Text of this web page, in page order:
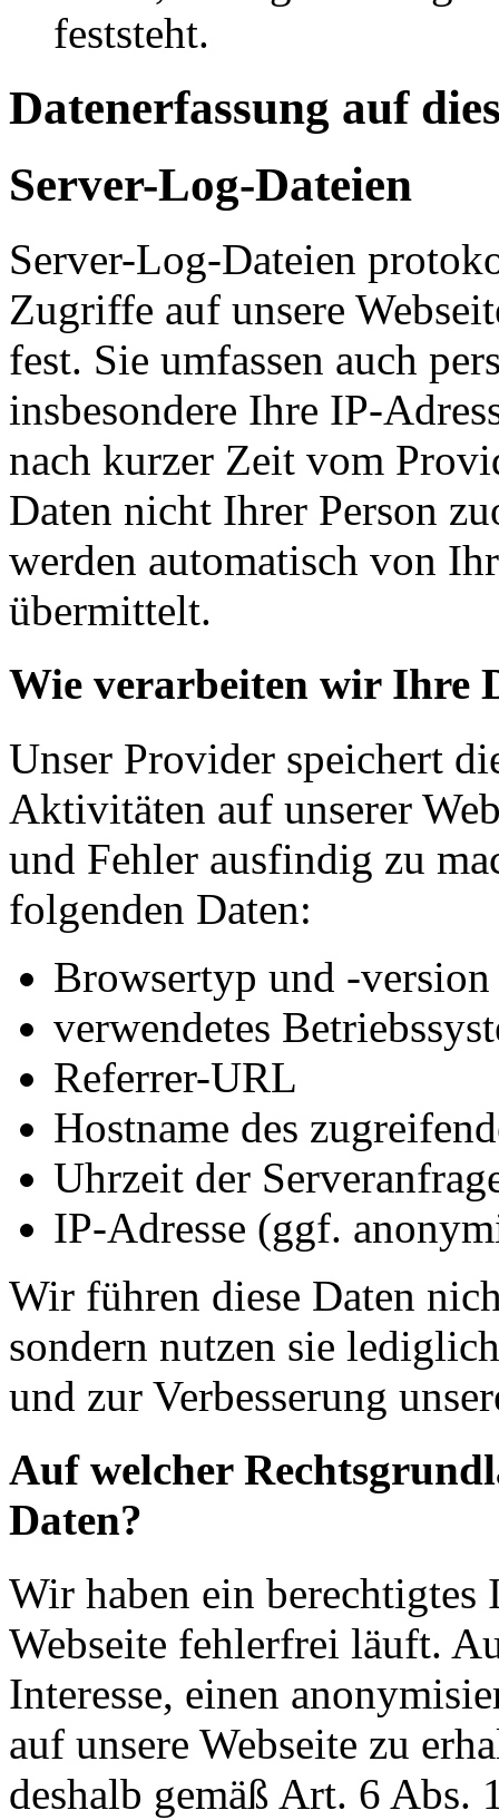
feststeht.
Datenerfassung auf
Server-Log-Dateien
Server-Log-Dateien
Zugriffe auf unsere
fest. Sie umfassen auch
insbesondere Ihre IP-
nach kurzer Zeit vom
Daten nicht Ihrer Person
werden automatisch von
übermittelt.
Wie verarbeiten wir Ihre
Unser Provider speichert
Aktivitäten auf unserer
und Fehler ausfindig zu
folgenden Daten:
Browsertyp und -version
verwendetes
Referrer-URL
Hostname des
Uhrzeit der
IP-Adresse (ggf.
Wir führen diese Daten
sondern nutzen sie
und zur Verbesserung
Auf welcher
Daten?
Wir haben ein berechtigtes
Webseite fehlerfrei läuft.
Interesse, einen
auf unsere Webseite zu
deshalb gemäß Art. 6